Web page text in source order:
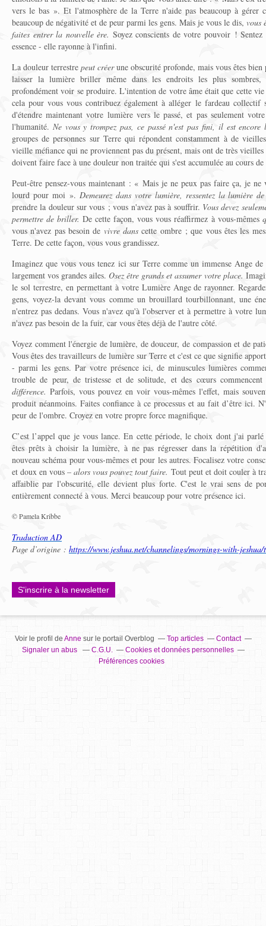
vers le bas ». Et l'atmosphère de la Terre n'aide pas beaucoup à gérer
beaucoup de négativité et de peur parmi les gens. Mais je vous le dis, vous
faites entrer la nouvelle ère. Soyez conscients de votre pouvoir !
essence - elle rayonne à l'infini.
La douleur terrestre peut créerune obscurité profonde, mais vous êtes bien
laisser la lumière briller même dans les endroits les plus
profondément voir se produire. L'intention de votre âme était que cette
cela pour vous vous contribuez également à alléger le fardeau collectif
d'étendre maintenant votre lumière vers le passé, et pas seulement
l'humanité. Ne vous y trompez pas, ce passé n'est pas fini, il est encore
groupes de personnes sur Terre qui répondent constamment à de
vieille méfiance qui ne proviennent pas du présent, mais ont de très vieilles
doivent faire face à une douleur non traitée qui s'est accumulée au cours
Peut-être pensez-vous maintenant : « Mais je ne peux pas faire ça, je
lourd pour moi ». Demeurez dans votre lumière, ressentez la lumière
prendre la douleur sur vous ; vous n'avez pas à souffrir. Vous devez
permettre de briller. De cette façon, vous vous réaffirmez à vous-mêmes
vous n'avez pas besoin de vivre dans cette ombre ; que vous êtes les
Terre. De cette façon, vous vous grandissez.
Imaginez que vous vous tenez ici sur Terre comme un immense Ange
largement vos grandes ailes.Osez être grands et assumer votre place.
le sol terrestre, en permettant à votre Lumière Ange de rayonner.
gens, voyez-la devant vous comme un brouillard tourbillonnant, une
n'entrez pas dedans. Vous n'avez qu'à l'observer et à permettre à votre
n'avez pas besoin de la fuir, car vous êtes déjà de l'autre côté.
Voyez comment l'énergie de lumière, de douceur, de compassion et de
Vous êtes des travailleurs de lumière sur Terre et c'est ce que signifie
- parmi les gens. Par votre présence ici, de minuscules lumières
trouble de peur, de tristesse et de solitude, et des cœurs
différence. Parfois, vous pouvez en voir vous-mêmes l'effet, mais
produit néanmoins. Faites confiance à ce processus et au fait d’être ici.
peur de l'ombre. Croyez en votre propre force magnifique.
C’est l’appel que je vous lance. En cette période, le choix dont j'ai
êtes prêts à choisir la lumière, à ne pas régresser dans la répétition
nouveau schéma pour vous-mêmes et pour les autres. Focalisez votre
et doux en vous –alors vous pouvez tout faire. Tout peut et doit couler à
affaiblie par l'obscurité, elle devient plus forte. C'est le vrai sens de
entièrement connecté à vous. Merci beaucoup pour votre présence ici.
© Pamela Kribbe
Traduction AD
Page d’origine : https://www.jeshua.net/channelings/mornings-with-
S'inscrire à la newsletter
Voir le profil de Annesur le portail Overblog Top articles
Contact
Signaler un abus
C.G.U.
Cookies et données personnelles
Préférences cookies